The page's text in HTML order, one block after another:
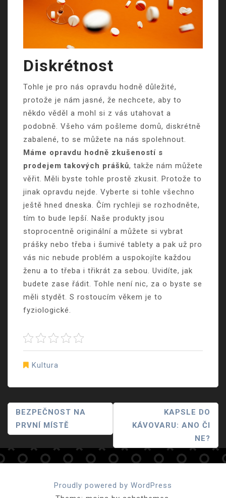
Diskrétnost
Tohle je pro nás opravdu hodně důležité,
protože je nám jasné, že nechcete, aby to
někdo věděl a mohl si z vás utahovat a
podobně. Všeho vám pošleme domů, diskrétně
zabalené, to se můžete na nás spolehnout.
Máme opravdu hodně zkušeností s
prodejem takových prášků, takže nám můžete
věřit. Měli byste tohle prostě zkusit. Protože to
jinak opravdu nejde. Vyberte si tohle všechno
ještě hned dneska. Čím rychleji se rozhodněte,
tím to bude lepší. Naše produkty jsou
stoprocentně originální a můžete si vybrat
prášky nebo třeba i šumivé tablety a pak už pro
vás nic nebude problém a uspokojíte každou
ženu a to třeba i třikrát za sebou. Uvidíte, jak
budete zase řádit. Tohle není nic, za o byste se
měli stydět. S rostoucím věkem je to
fyziologické.
Kultura
Navigace
Pro
Příspěvek
BEZPEČNOST NA
PRVNÍ MÍSTĚ
KAPSLE DO
KÁVOVARU: ANO ČI
NE?
Proudly powered by WordPress